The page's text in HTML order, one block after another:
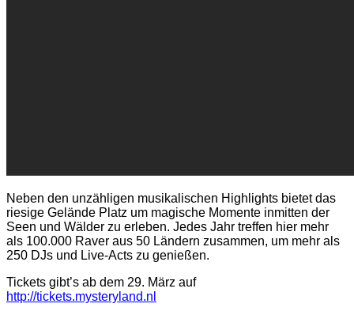
Neben den unzähligen musikalischen Highlights bietet das
riesige Gelände Platz um magische Momente inmitten der
Seen und Wälder zu erleben. Jedes Jahr treffen hier mehr
als 100.000 Raver aus 50 Ländern zusammen, um mehr als
250 DJs und Live-Acts zu genießen.
Tickets gibt’s ab dem 29. März auf
http://tickets.mysteryland.nl